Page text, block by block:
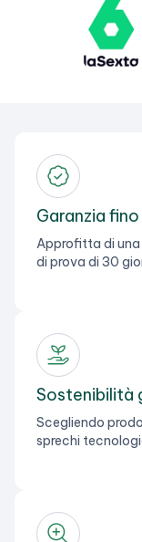
Garanzia fino
Approfitta di una
di prova di 30
Sostenibilità
Scegliendo
sprechi